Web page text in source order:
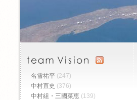
名雪祐平 (247)
中村直史 (376)
中村組・三國菜恵 (139)